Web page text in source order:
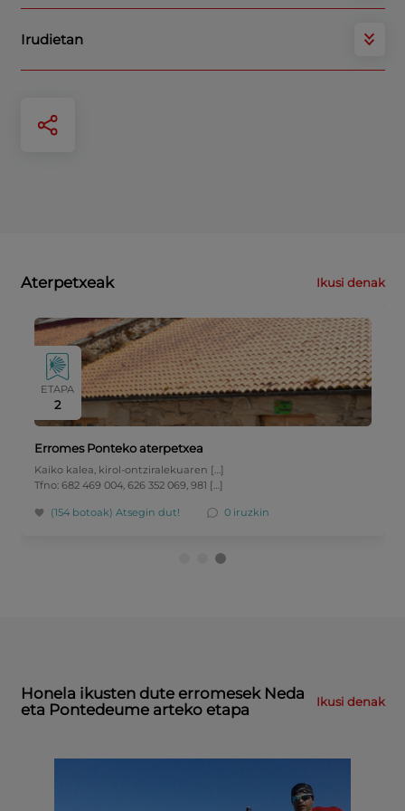
Irudietan
Aterpetxeak Ikusi denak
ETAPA
2
Erromes Ponteko aterpetxea
Kaiko kalea, kirol-ontziralekuaren […]
Tfno: 682 469 004, 626 352 069, 981 […]
(154 botoak)Atsegin dut! 0 iruzkin
Honela ikusten dute erromesek Neda
eta Pontedeume arteko etapa
Ikusi denak